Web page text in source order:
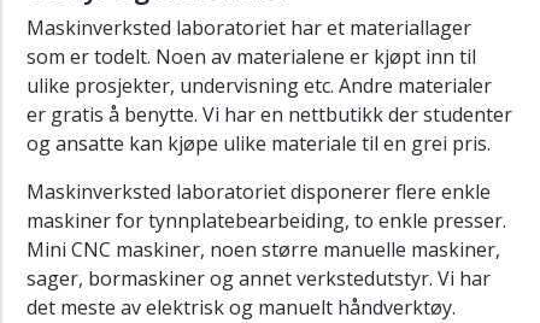
Maskinverksted laboratoriet har et materiallager
som er todelt. Noen av materialene er kjøpt inn til
ulike prosjekter, undervisning etc. Andre materialer
er gratis å benytte. Vi har en nettbutikk der studenter
og ansatte kan kjøpe ulike materiale til en grei pris.
Maskinverksted laboratoriet disponerer flere enkle
maskiner for tynnplatebearbeiding, to enkle presser.
Mini CNC maskiner, noen større manuelle maskiner,
sager, bormaskiner og annet verkstedutstyr. Vi har
det meste av elektrisk og manuelt håndverktøy.